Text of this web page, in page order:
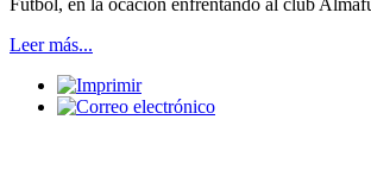
Futbol, en la ocacion enfrentando al club
Leer más...